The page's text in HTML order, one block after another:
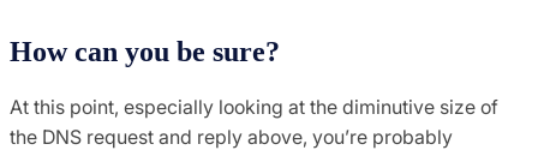
How can you be sure?
At this point, especially looking at the diminutive size of
the DNS request and reply above, you’re probably